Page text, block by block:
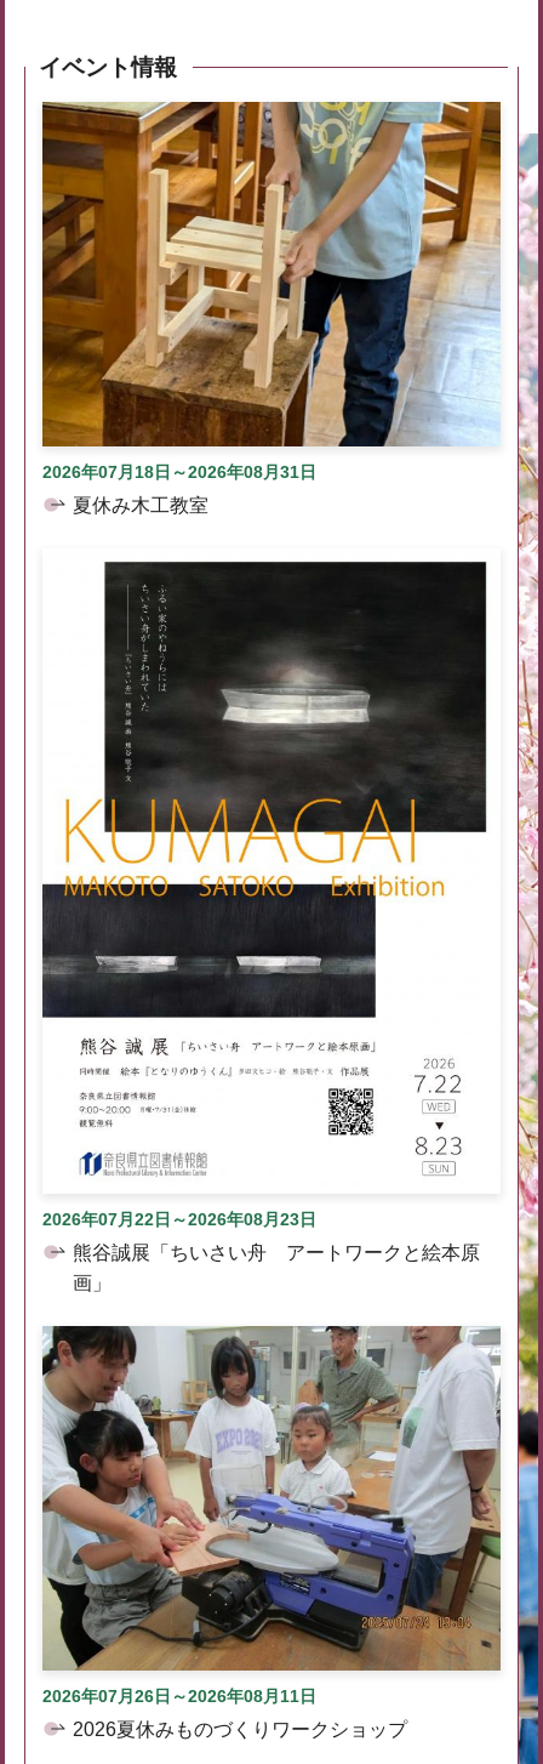
イベント情報
2026年07月18日～2026年08月31日
夏休み木工教室
2026年07月22日～2026年08月23日
熊谷誠展「ちいさい舟 アートワークと絵本原
画」
2026年07月26日～2026年08月11日
2026夏休みものづくりワークショップ